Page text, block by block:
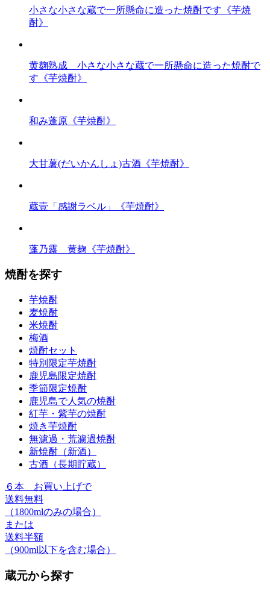
小さな小さな蔵で一所懸命に造った焼酎です《芋焼
酎》
黄麹熟成 小さな小さな蔵で一所懸命に造った焼酎で
す《芋焼酎》
和み蓬原《芋焼酎》
大甘薯(だいかんしょ)古酒《芋焼酎》
蔵壹「感謝ラベル」《芋焼酎》
蓬乃露 黄麹《芋焼酎》
焼酎を探す
芋焼酎
麦焼酎
米焼酎
梅酒
焼酎セット
特別限定芋焼酎
鹿児島限定焼酎
季節限定焼酎
鹿児島で人気の焼酎
紅芋・紫芋の焼酎
焼き芋焼酎
無濾過・荒濾過焼酎
新焼酎（新酒）
古酒（長期貯蔵）
６本 お買い上げで
送料無料
（1800mlのみの場合）
または
送料半額
（900ml以下を含む場合）
蔵元から探す